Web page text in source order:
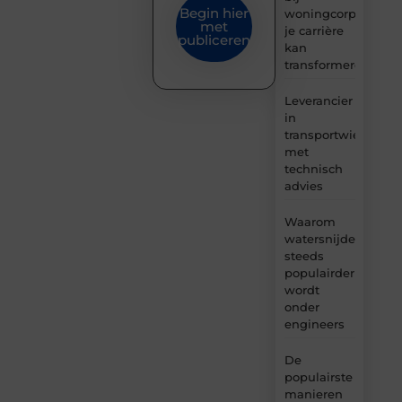
woningcorporaties
je carrière
kan
transformeren
Leverancier
in
transportwielen
met
technisch
advies
Waarom
watersnijden
steeds
populairder
wordt
onder
engineers
De
populairste
manieren
Begin hier
met
publiceren